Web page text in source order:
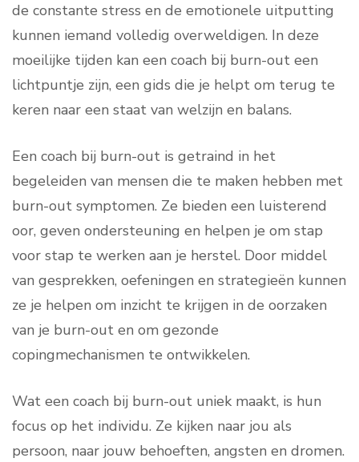
de constante stress en de emotionele uitputting
kunnen iemand volledig overweldigen. In deze
moeilijke tijden kan een coach bij burn-out een
lichtpuntje zijn, een gids die je helpt om terug te
keren naar een staat van welzijn en balans.
Een coach bij burn-out is getraind in het
begeleiden van mensen die te maken hebben met
burn-out symptomen. Ze bieden een luisterend
oor, geven ondersteuning en helpen je om stap
voor stap te werken aan je herstel. Door middel
van gesprekken, oefeningen en strategieën kunnen
ze je helpen om inzicht te krijgen in de oorzaken
van je burn-out en om gezonde
copingmechanismen te ontwikkelen.
Wat een coach bij burn-out uniek maakt, is hun
focus op het individu. Ze kijken naar jou als
persoon, naar jouw behoeften, angsten en dromen.